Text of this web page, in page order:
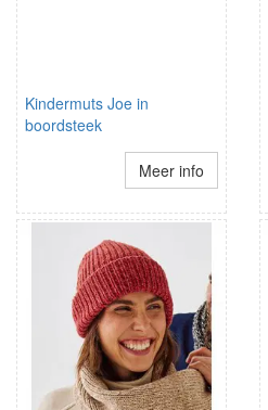
Kindermuts Joe in
boordsteek
Meer info